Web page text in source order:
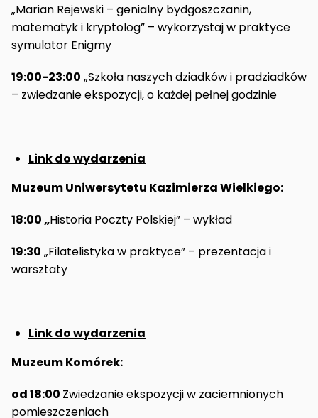
„Marian Rejewski – genialny bydgoszczanin,
matematyk i kryptolog” – wykorzystaj w praktyce
symulator Enigmy
19:00-23:00 „Szkoła naszych dziadków i pradziadków
– zwiedzanie ekspozycji, o każdej pełnej godzinie
Link do wydarzenia
Muzeum Uniwersytetu Kazimierza Wielkiego:
18:00 „Historia Poczty Polskiej” – wykład
19:30 „Filatelistyka w praktyce” – prezentacja i
warsztaty
Link do wydarzenia
Muzeum Komórek:
od 18:00 Zwiedzanie ekspozycji w zaciemnionych
pomieszczeniach